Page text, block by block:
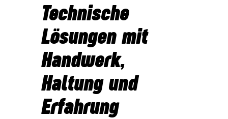
Technische
Lösungen mit
Handwerk,
Haltung und
Erfahrung